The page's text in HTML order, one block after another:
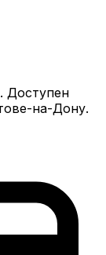
Доступен
на-Дону.